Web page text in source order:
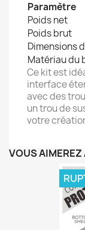
Paramètre
Poids net
Poids brut
Dimensions
Matériau du
Ce kit est
interface
avec des
un trou de
votre
VOUS AIMEREZ